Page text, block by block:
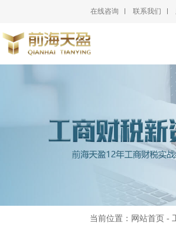
在线咨询 联系我们
当前位置： 网站首页 -